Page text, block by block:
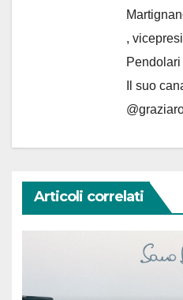
,
Il suo
Articoli correlati